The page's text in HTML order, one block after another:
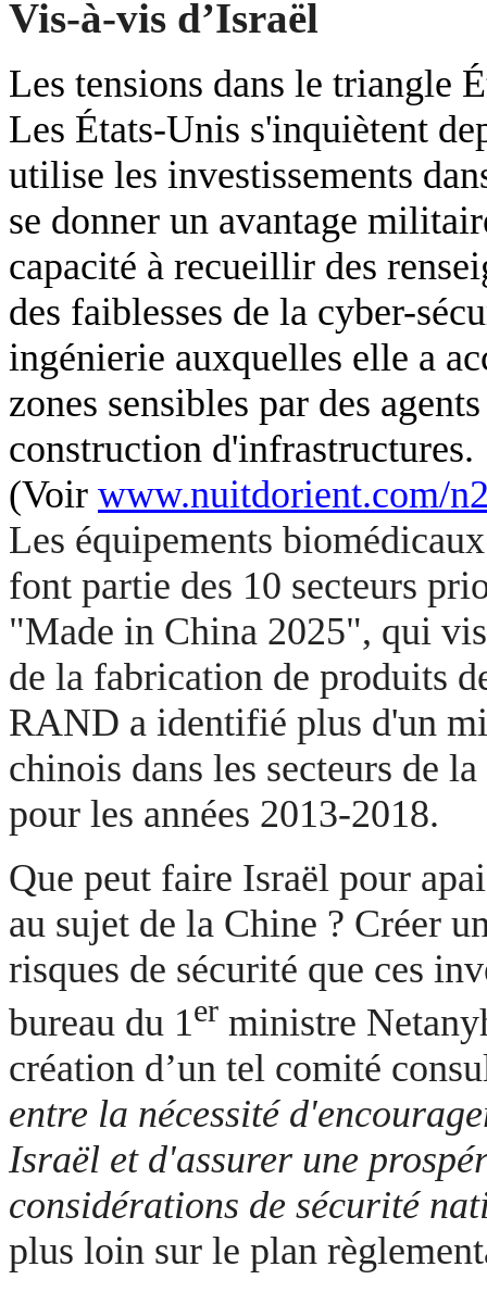
Vis-à-vis d’Israël
Les tensions dans le triangle
Les États-Unis s'inquiètent
utilise les investissements
se donner un avantage
capacité à recueillir des
des faiblesses de la cyber-
ingénierie auxquelles elle a
zones sensibles par des
construction d'infrastructures.
(Voir www.nuitdorient.com/n
Les équipements
font partie des 10 secteurs
"Made in China 2025", qui
de la fabrication de produits
RAND a identifié plus d'un
chinois dans les secteurs de
pour les années 2013-2018.
Que peut faire Israël pour
au sujet de la Chine ? Créer
risques de sécurité que ces
bureau du 1er ministre
création d’un tel comité
entre la nécessité
Israël et d'assurer une
considérations de sécurité
plus loin sur le plan